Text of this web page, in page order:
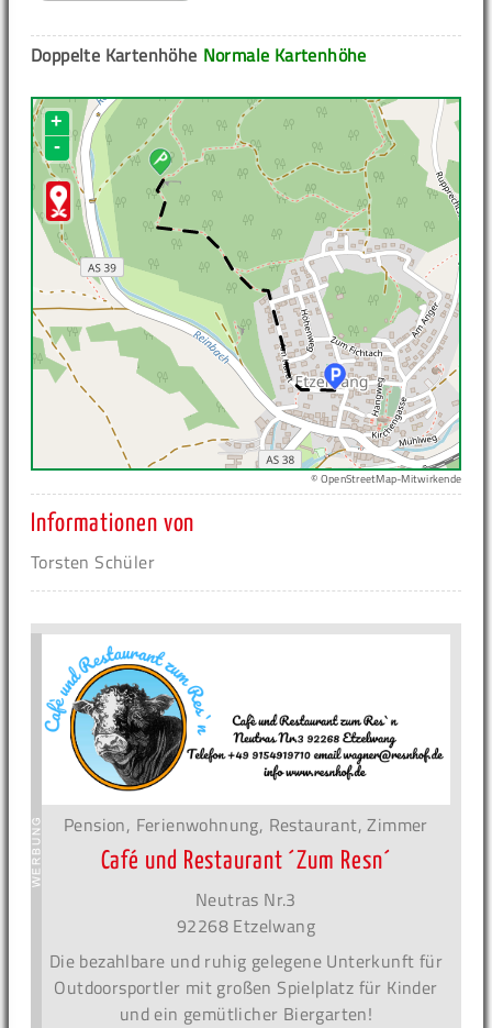
Normale Kartenhöhe
Doppelte Kartenhöhe
+
-
© OpenStreetMap-Mitwirkende
Informationen von
Torsten Schüler
Pension, Ferienwohnung, Restaurant, Zimmer
Café und Restaurant ´Zum Resn´
Neutras Nr.3
92268 Etzelwang
Die bezahlbare und ruhig gelegene Unterkunft für
Outdoorsportler mit großen Spielplatz für Kinder
und ein gemütlicher Biergarten!